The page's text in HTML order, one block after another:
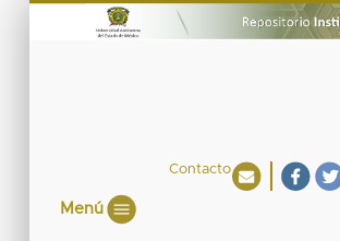
Contacto
Menú